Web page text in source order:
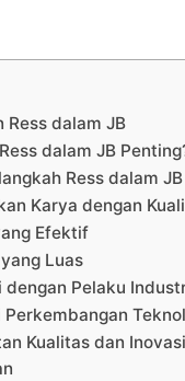
Ress dalam JB
dalam JB
Ress dalam
Karya dengan
Efektif
Luas
dengan Pelaku
Kualitas dan Inovasi